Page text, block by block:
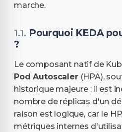
marche.
Pourquoi KEDA
?
Le composant natif de
Pod Autoscaler(HPA),
historique majeure : il est
nombre de réplicas d'un
raison est logique, car le
métriques internes